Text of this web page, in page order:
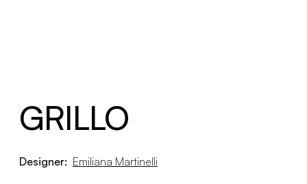
GRILLO
Designer: Emiliana Martinelli